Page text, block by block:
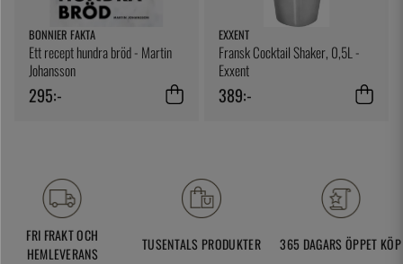
BONNIER FAKTA
Ett recept hundra bröd - Martin
Johansson
295:-
EXXENT
Fransk Cocktail Shaker, 0,5L -
Exxent
389:-
FRI FRAKT OCH
HEMLEVERANS
TUSENTALS PRODUKTER 365 DAGARS ÖPPET KÖP